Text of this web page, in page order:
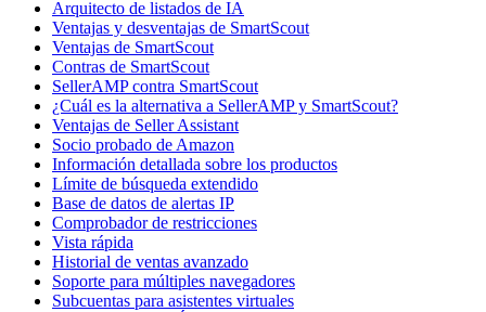
Arquitecto de listados de IA
Ventajas y desventajas de SmartScout
Ventajas de SmartScout
Contras de SmartScout
SellerAMP contra SmartScout
¿Cuál es la alternativa a SellerAMP y SmartScout?
Ventajas de Seller Assistant
Socio probado de Amazon
Información detallada sobre los productos
Límite de búsqueda extendido
Base de datos de alertas IP
Comprobador de restricciones
Vista rápida
Historial de ventas avanzado
Soporte para múltiples navegadores
Subcuentas para asistentes virtuales